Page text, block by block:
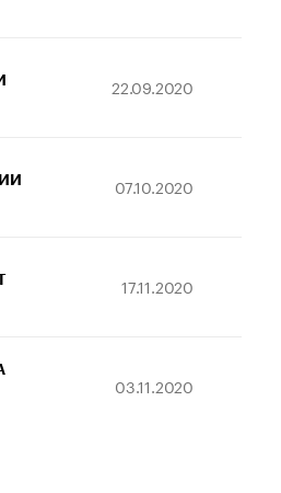
22.09.2020
07.10.2020
17.11.2020
03.11.2020